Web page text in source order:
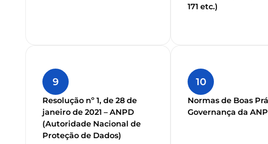
171 etc.)
9
Resolução nº 1, de 28 de
janeiro de 2021 – ANPD
(Autoridade Nacional de
Proteção de Dados)
10
Normas de Boas
Governança da